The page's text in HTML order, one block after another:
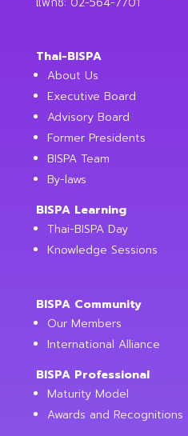
Thai-BISPA
About Us
Executive Board
Advisory Board
Former Presidents
BISPA Team
By-laws
BISPA Learning
Thai-BISPA Day
Knowledge Sessions
BISPA Community
Our Members
International Alliance
BISPA Professional
Maturity Model
Awards and Recognitions